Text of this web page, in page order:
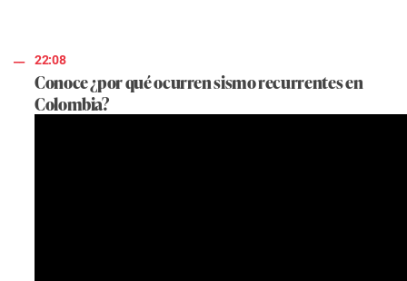
22:08
Conoce ¿por qué ocurren sismo recurrentes en
Colombia?